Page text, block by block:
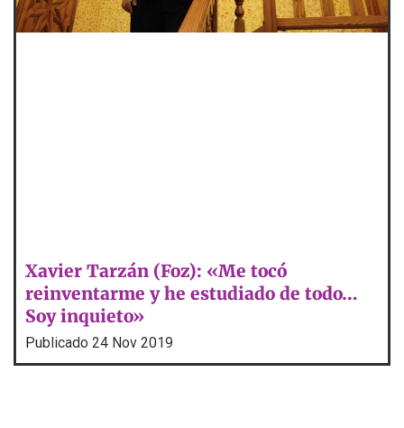
Xavier Tarzán (Foz): «Me tocó
reinventarme y he estudiado de todo…
Soy inquieto»
Publicado 24 Nov 2019